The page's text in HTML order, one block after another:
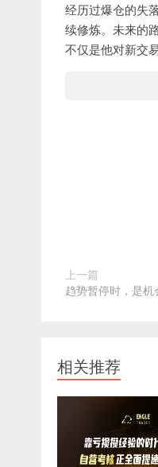
经历过爆仓的失
续修炼。未来的
不仅是他对新交
上一篇
趋势暂停时，是机
相关推荐